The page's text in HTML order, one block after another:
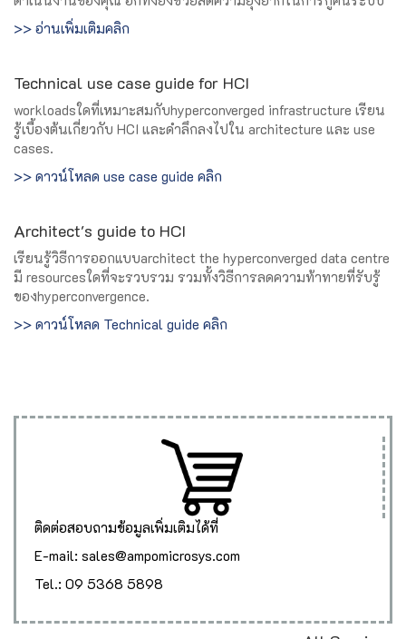
>> อ่านเพิ่มเติมคลิก
Technical use case guide for HCI
workloadsใดที่เหมาะสมกับhyperconverged infrastructure เรียน
รู้เบื้องต้นเกี่ยวกับ HCI และดำลึกลงไปใน architecture และ use
cases.
>> ดาวน์โหลด use case guide คลิก
Architect's guide to HCI
เรียนรู้วิธีการออกแบบarchitect the hyperconverged data centre
มี resourcesใดที่จะรวบรวม รวมทั้งวิธีการลดความท้าทายที่รับรู้
ของhyperconvergence.
>> ดาวน์โหลด Technical guide คลิก
ติดต่อสอบถามข้อมูลเพิ่มเติมได้ที่
E-mail: sales@ampomicrosys.com
Tel.: 09 5368 5898